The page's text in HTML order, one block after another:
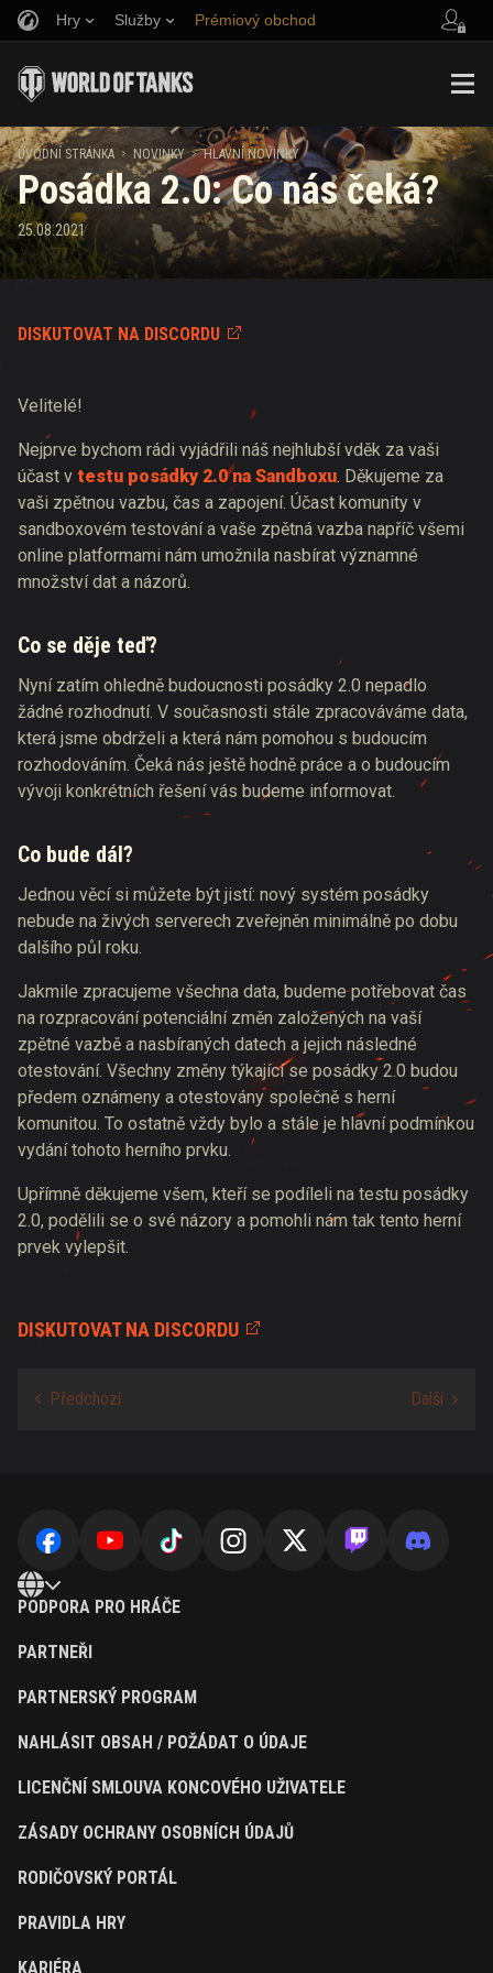
Hry Služby Prémiový obchod
Hudba
Zásady poctivé hry
Wargaming.net Game Center
Průvodce Twitch Drops
Naverbujte kamaráda
Discord
Centrum módů
Média
ÚVODNÍ STRÁNKA NOVINKY HLAVNÍ NOVINKY
Posádka 2.0: Co nás čeká?
25.08.2021
DISKUTOVAT NA DISCORDU
Velitelé!
Nejprve bychom rádi vyjádřili náš nejhlubší vděk za vaši
účast v testu posádky 2.0 na Sandboxu. Děkujeme za
vaši zpětnou vazbu, čas a zapojení. Účast komunity v
sandboxovém testování a vaše zpětná vazba napříč všemi
online platformami nám umožnila nasbírat významné
množství dat a názorů.
Co se děje teď?
Nyní zatím ohledně budoucnosti posádky 2.0 nepadlo
žádné rozhodnutí. V současnosti stále zpracováváme data,
která jsme obdrželi a která nám pomohou s budoucím
rozhodováním. Čeká nás ještě hodně práce a o budoucím
vývoji konkrétních řešení vás budeme informovat.
Co bude dál?
Jednou věcí si můžete být jistí: nový systém posádky
nebude na živých serverech zveřejněn minimálně po dobu
dalšího půl roku.
Jakmile zpracujeme všechna data, budeme potřebovat čas
na rozpracování potenciální změn založených na vaší
zpětné vazbě a nasbíraných datech a jejich následné
otestování. Všechny změny týkající se posádky 2.0 budou
předem oznámeny a otestovány společně s herní
komunitou. To ostatně vždy bylo a stále je hlavní podmínkou
vydání tohoto herního prvku.
Upřímně děkujeme všem, kteří se podíleli na testu posádky
2.0, podělili se o své názory a pomohli nám tak tento herní
prvek vylepšit.
DISKUTOVAT NA DISCORDU
PODPORA PRO HRÁČE
PARTNEŘI
PARTNERSKÝ PROGRAM
NAHLÁSIT OBSAH / POŽÁDAT O ÚDAJE
LICENČNÍ SMLOUVA KONCOVÉHO UŽIVATELE
ZÁSADY OCHRANY OSOBNÍCH ÚDAJŮ
RODIČOVSKÝ PORTÁL
PRAVIDLA HRY
KARIÉRA